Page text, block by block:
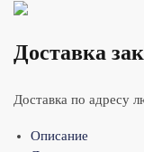
Доставка
Доставка по адресу
Описание